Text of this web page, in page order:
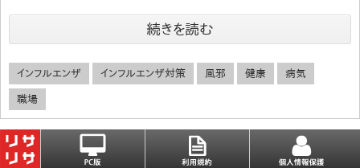
続きを読む
インフルエンザ インフルエンザ対策 風邪 健康 病気
職場